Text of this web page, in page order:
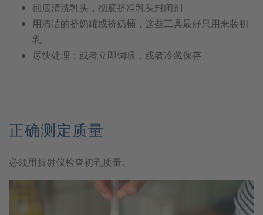
彻底清洗乳头，彻底挤净乳头封闭剂
用清洁的挤奶罐或挤奶桶，这些工具最好只用来装初
乳
尽快处理：或者立即饲喂，或者冷藏保存
正确测定质量
必须用折射仪检查初乳质量。